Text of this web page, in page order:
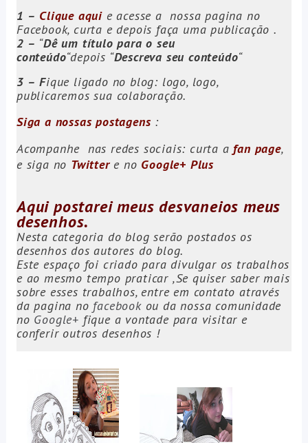
1 – Clique aquie acesse a nossa pagina no
Facebook, curta e depois faça uma publicação .
2 – “Dê um título para o seu
conteúdo“depois “Descreva seu conteúdo“
3 – Fique ligado no blog: logo, logo,
publicaremos sua colaboração.
Siga a nossas postagens :
Acompanhe nas redes sociais: curta a fan page,
e siga no Twittere no Google+ Plus
Aqui postarei meus desvaneios meus
desenhos.
Nesta categoria do blog serão postados os
desenhos dos autores do blog.
Este espaço foi criado para divulgar os trabalhos
e ao mesmo tempo praticar ,Se quiser saber mais
sobre esses trabalhos, entre em contato através
da pagina no facebookou da nossa comunidade
no Google+ fique a vontade para visitar e
conferir outros desenhos !